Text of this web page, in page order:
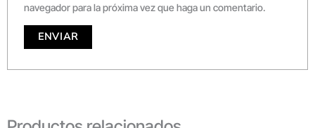
navegador para la próxima vez que haga un comentario.